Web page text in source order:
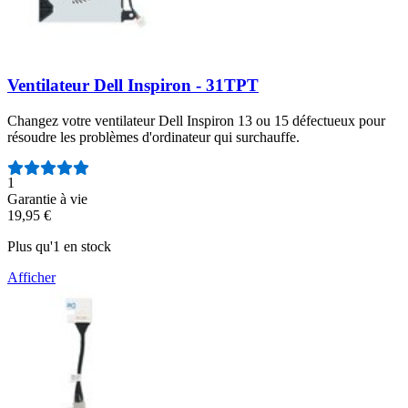
Ventilateur Dell Inspiron - 31TPT
Changez votre ventilateur Dell Inspiron 13 ou 15 défectueux pour
résoudre les problèmes d'ordinateur qui surchauffe.
Nombre d'avis :
1
Garantie à vie
19,95 €
Plus qu'1 en stock
Afficher